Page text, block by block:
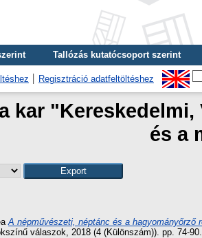
Tallózás kutatócsoport szerint
Regisztráció adatfeltöltéshez
kar
és a
A népművészeti, néptánc és a hagyományőrző
válaszok, 2018 (4 (Különszám)). pp. 74-